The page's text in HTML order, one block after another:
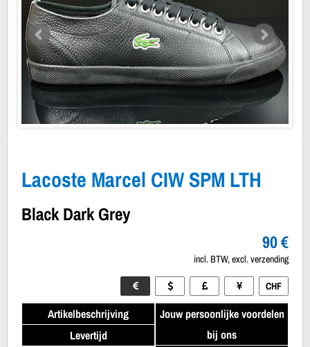
Je winkelwagen is leeg!
Lacoste Marcel CIW SPM LTH
Black Dark Grey
CHF
90 €
incl. BTW, excl. verzending
Artikelbeschrijving
Levertijd
Jouw persoonlijke voordelen
bij ons